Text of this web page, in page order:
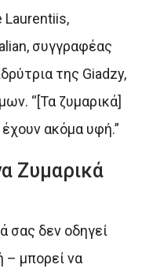
Laurentiis,
συγγραφέας
της Giadzy,
“[Τα ζυμαρικά]
έχουν ακόμα υφή.”
Ζυμαρικά
σας δεν οδηγεί
– μπορεί να